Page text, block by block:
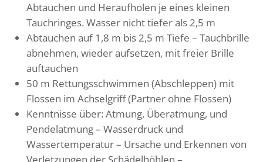
Abtauchen und Heraufholen je eines kleinen
Tauchringes. Wasser nicht tiefer als 2,5 m
Abtauchen auf 1,8 m bis 2,5 m Tiefe – Tauchbrille
abnehmen, wieder aufsetzen, mit freier Brille
auftauchen
50 m Rettungsschwimmen (Abschleppen) mit
Flossen im Achselgriff (Partner ohne Flossen)
Kenntnisse über: Atmung, Überatmung, und
Pendelatmung – Wasserdruck und
Wassertemperatur – Ursache und Erkennen von